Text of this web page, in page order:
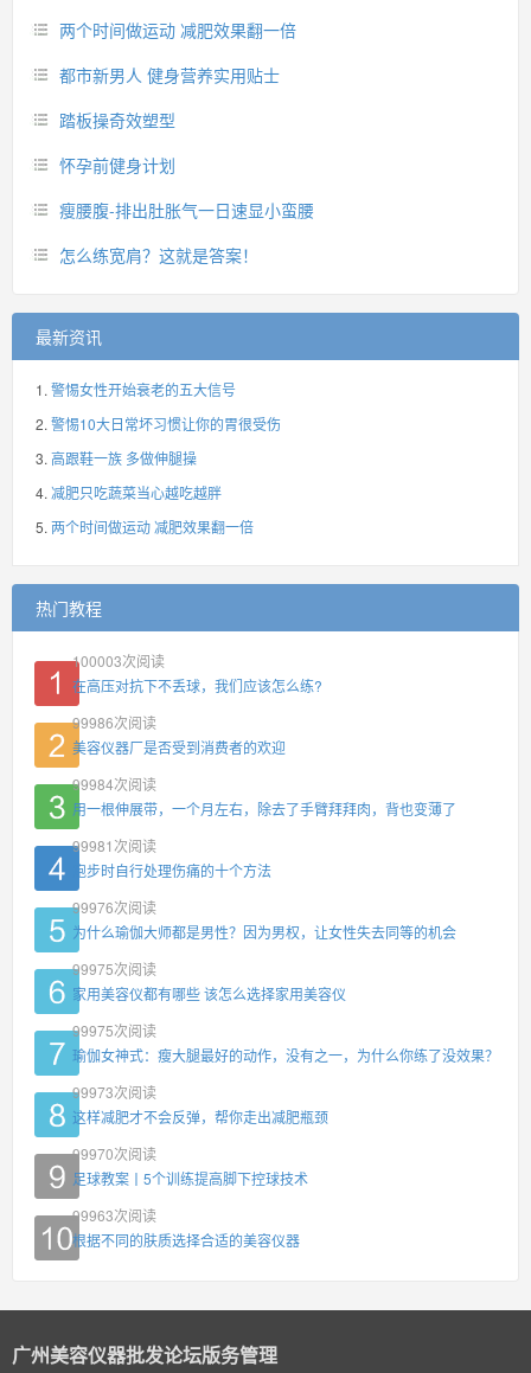
两个时间做运动 减肥效果翻一倍
都市新男人 健身营养实用贴士
踏板操奇效塑型
怀孕前健身计划
瘦腰腹-排出肚胀气一日速显小蛮腰
怎么练宽肩？这就是答案！
最新资讯
警惕女性开始衰老的五大信号
警惕10大日常坏习惯让你的胃很受伤
高跟鞋一族 多做伸腿操
减肥只吃蔬菜当心越吃越胖
两个时间做运动 减肥效果翻一倍
热门教程
100003次阅读
在高压对抗下不丢球，我们应该怎么练?
99986次阅读
美容仪器厂是否受到消费者的欢迎
99984次阅读
用一根伸展带，一个月左右，除去了手臂拜拜肉，背也变薄了
99981 次阅读
跑步时自行处理伤痛的十个方法
99976次阅读
为什么瑜伽大师都是男性？因为男权，让女性失去同等的机会
99975次阅读
家用美容仪都有哪些 该怎么选择家用美容仪
99975次阅读
瑜伽女神式：瘦大腿最好的动作，没有之一，为什么你练了没效果？
99973次阅读
这样减肥才不会反弹，帮你走出减肥瓶颈
99970次阅读
足球教案丨5个训练提高脚下控球技术
99963次阅读
根据不同的肤质选择合适的美容仪器
广州美容仪器批发论坛版务管理